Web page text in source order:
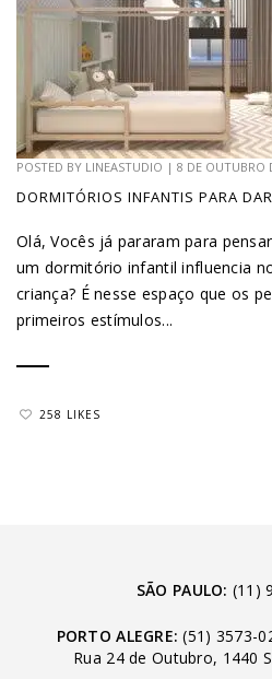
POSTED BY LINEASTUDIO | 8 DE OUTUBRO
DORMITÓRIOS INFANTIS PARA
Olá, Vocês já pararam para
um dormitório infantil influencia
criança? É nesse espaço que os
primeiros estímulos...
258 LIKES
SÃO PAULO: (11)
PORTO ALEGRE: (51) 3573-
Rua 24 de Outubro, 1440